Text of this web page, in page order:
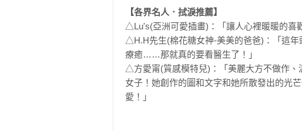
【各界名人．拭淚推薦】
△Lu's(亞洲可愛插畫)：「讓人心裡暖暖的喜
△H.H先生(棉花糖女神-美美的爸爸)：「這
療癒……那就真的要看醫生了！」
△方愛甯(質感模特兒)：「美麗大方不做作
女子！她創作的圖和文字和她所散發出的光
愛！」
△梁以辰(暖心系女演員)：「在烏雲飄散後